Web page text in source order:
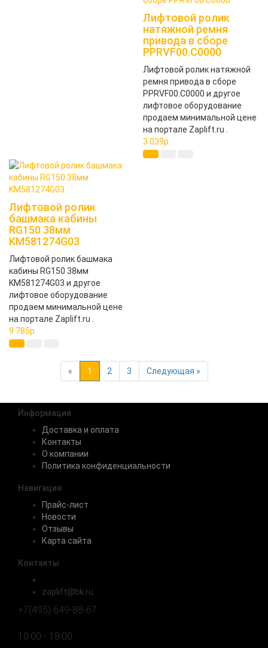
Лифтовой ролик
натяжной ремня
привода в сборе
PPRVF00.C0000
Лифтовой ролик натяжной
ремня привода в сборе
PPRVF00.C0000 и другое
лифтовое оборудование
продаем минимальной цене
на портале Zaplift.ru .
3 039p
Лифтовой ролик
башмака кабины
RG150 38мм
KM581274G03
Лифтовой ролик башмака
кабины RG150 38мм
KM581274G03 и другое
лифтовое оборудование
продаем минимальной цене
на портале Zaplift.ru .
9 785p
«Previous
1 2 3 Следующая »Next
Информация
Доставка и оплата
Контакты
О компании
Политика конфиденциальности
Навигация
Прайс-лист
Новости
Отзывы
Карта сайта
Контакты
zaplift@bk.ru
+7(495) 649-88-67
10:00 - 18:00